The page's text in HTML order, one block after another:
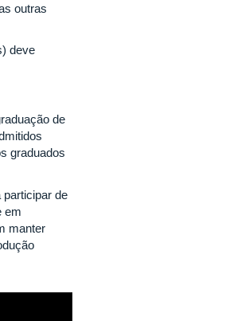
outras
deve
de
graduados
de
em
manter